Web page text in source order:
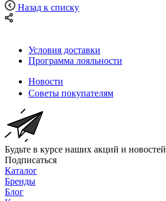
Назад к списку
Условия доставки
Программа лояльности
Новости
Советы покупателям
Будьте в курсе наших акций и новостей
Подписаться
Каталог
Бренды
Блог